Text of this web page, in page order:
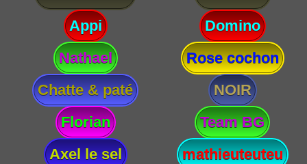
Appi
Domino
Nathael
Rose cochon
Chatte & paté
NOIR
Florian
Team BG
Axel le sel
mathieuteuteu